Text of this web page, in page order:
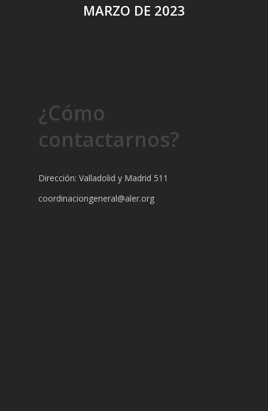
MARZO DE 2023
¿Cómo
contactarnos?
Dirección: Valladolid y Madrid 511
coordinaciongeneral@aler.org